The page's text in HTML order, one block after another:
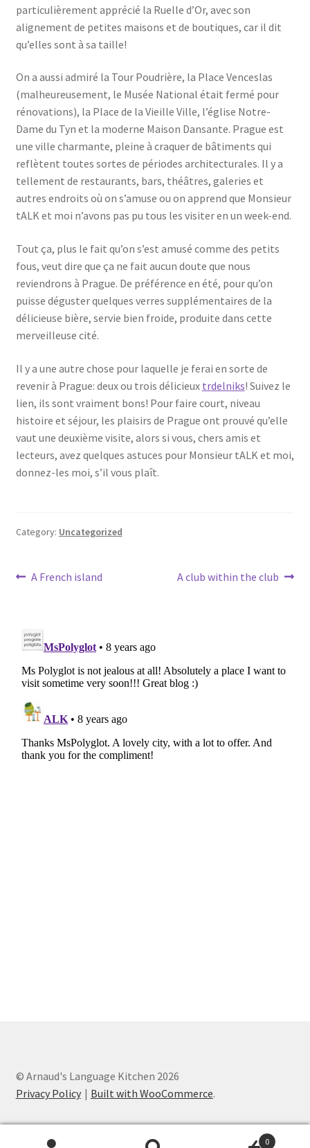
particulièrement apprécié la Ruelle d’Or, avec son
alignement de petites maisons et de boutiques, car il dit
qu’elles sont à sa taille!
On a aussi admiré la Tour Poudrière, la Place Venceslas
(malheureusement, le Musée National était fermé pour
rénovations), la Place de la Vieille Ville, l’église Notre-
Dame du Tyn et la moderne Maison Dansante. Prague est
une ville charmante, pleine à craquer de bâtiments qui
reflètent toutes sortes de périodes architecturales. Il y a
tellement de restaurants, bars, théâtres, galeries et
autres endroits où on s’amuse ou on apprend que Monsieur
tALK et moi n’avons pas pu tous les visiter en un week-end.
Tout ça, plus le fait qu’on s’est amusé comme des petits
fous, veut dire que ça ne fait aucun doute que nous
reviendrons à Prague. De préférence en été, pour qu’on
puisse déguster quelques verres supplémentaires de la
délicieuse bière, servie bien froide, produite dans cette
merveilleuse cité.
Il y a une autre chose pour laquelle je ferai en sorte de
revenir à Prague: deux ou trois délicieux trdelniks! Suivez le
lien, ils sont vraiment bons! Pour faire court, niveau
histoire et séjour, les plaisirs de Prague ont prouvé qu’elle
vaut une deuxième visite, alors si vous, chers amis et
lecteurs, avez quelques astuces pour Monsieur tALK et moi,
donnez-les moi, s’il vous plaît.
Category: Uncategorized
Post
Previous
A French island
Next
A club within the club
© Arnaud's Language Kitchen 2026
Privacy Policy
Built with WooCommerce.
0